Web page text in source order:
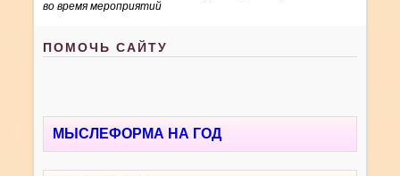
во время мероприятий
ПОМОЧЬ САЙТУ
МЫСЛЕФОРМА НА ГОД